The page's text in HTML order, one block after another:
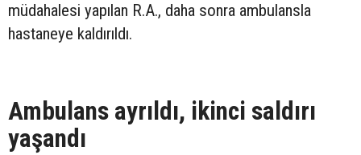
müdahalesi yapılan R.A., daha sonra ambulansla
hastaneye kaldırıldı.
Ambulans ayrıldı, ikinci saldırı
yaşandı